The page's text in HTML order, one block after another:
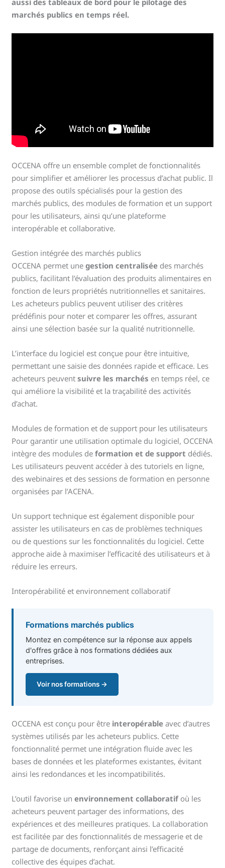
marchés publics en temps réel.
OCCENA offre un ensemble complet de fonctionnalités
pour simplifier et améliorer les processus d’achat public. Il
propose des outils spécialisés pour la gestion des
marchés publics, des modules de formation et un support
pour les utilisateurs, ainsi qu’une plateforme
interopérable et collaborative.
Gestion intégrée des marchés publics
OCCENA permet unegestion centralisée des marchés
publics, facilitant l’évaluation des produits alimentaires en
fonction de leurs propriétés nutritionnelles et sanitaires.
Les acheteurs publics peuvent utiliser des critères
prédéfinis pour noter et comparer les offres, assurant
ainsi une sélection basée sur la qualité nutritionnelle.
L’interface du logiciel est conçue pour être intuitive,
permettant une saisie des données rapide et efficace. Les
acheteurs peuventsuivre les marchés en temps réel, ce
qui améliore la visibilité et la traçabilité des activités
d’achat.
Modules de formation et de support pour les utilisateurs
Pour garantir une utilisation optimale du logiciel, OCCENA
intègre des modules deformation et de support dédiés.
Les utilisateurs peuvent accéder à des tutoriels en ligne,
des webinaires et des sessions de formation en personne
organisées par l’ACENA.
Un support technique est également disponible pour
assister les utilisateurs en cas de problèmes techniques
ou de questions sur les fonctionnalités du logiciel. Cette
approche aide à maximiser l’efficacité des utilisateurs et à
réduire les erreurs.
Interopérabilité et environnement collaboratif
Formations marchés publics
Montez en compétence sur la réponse aux appels
d'offres grâce à nos formations dédiées aux
entreprises.
Voir nos formations →
OCCENA est conçu pour être interopérable avec d’autres
systèmes utilisés par les acheteurs publics. Cette
fonctionnalité permet une intégration fluide avec les
bases de données et les plateformes existantes, évitant
ainsi les redondances et les incompatibilités.
L’outil favorise unenvironnement collaboratifoù les
acheteurs peuvent partager des informations, des
expériences et des meilleures pratiques. La collaboration
est facilitée par des fonctionnalités de messagerie et de
partage de documents, renforçant ainsi l’efficacité
collective des équipes d’achat.